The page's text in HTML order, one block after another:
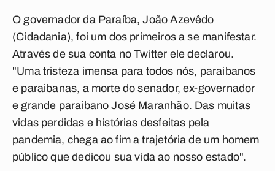
O governador da Paraíba, João Azevêdo
(Cidadania), foi um dos primeiros a se manifestar.
Através de sua conta no Twitter ele declarou.
"Uma tristeza imensa para todos nós, paraibanos
e paraibanas, a morte do senador, ex-governador
e grande paraibano José Maranhão. Das muitas
vidas perdidas e histórias desfeitas pela
pandemia, chega ao fim a trajetória de um homem
público que dedicou sua vida ao nosso estado".